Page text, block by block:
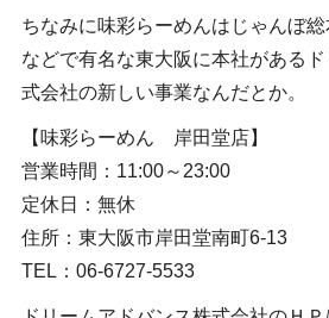
ちなみに味彩らーめんはじゃんぼ
などで有名な東大阪に本社がある
式会社の新しい事業なんだとか。
【味彩らーめん 岸田堂店】
営業時間：11:00～23:00
定休日：無休
住所：東大阪市岸田堂南町6-13
TEL：06-6727-5533